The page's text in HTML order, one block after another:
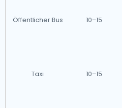
Öffentlicher Bus 10–15
Taxi 10–15